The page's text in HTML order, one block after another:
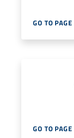
GO TO PAGE
GO TO PAGE